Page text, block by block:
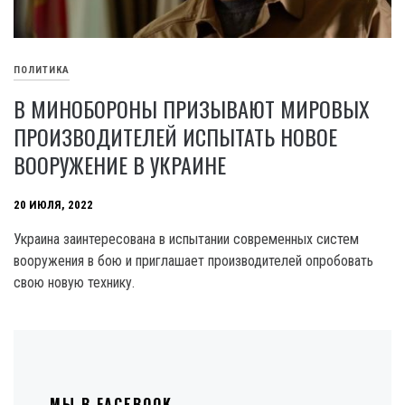
ПОЛИТИКА
В МИНОБОРОНЫ ПРИЗЫВАЮТ МИРОВЫХ
ПРОИЗВОДИТЕЛЕЙ ИСПЫТАТЬ НОВОЕ
ВООРУЖЕНИЕ В УКРАИНЕ
20 ИЮЛЯ, 2022
Украина заинтересована в испытании современных систем
вооружения в бою и приглашает производителей опробовать
свою новую технику.